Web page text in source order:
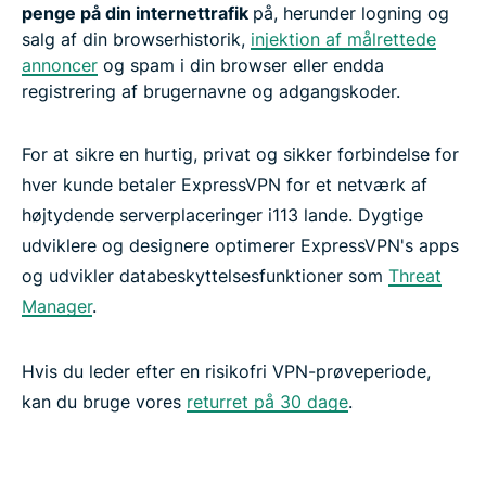
penge på din internettrafik på, herunder logning og
salg af din browserhistorik, injektion af målrettede
annoncer og spam i din browser eller endda
registrering af brugernavne og adgangskoder.
For at sikre en hurtig, privat og sikker forbindelse for
hver kunde betaler ExpressVPN for et netværk af
højtydende serverplaceringer i113 lande. Dygtige
udviklere og designere optimerer ExpressVPN's apps
og udvikler databeskyttelsesfunktioner som Threat
Manager.
Hvis du leder efter en risikofri VPN-prøveperiode,
kan du bruge vores returret på 30 dage.